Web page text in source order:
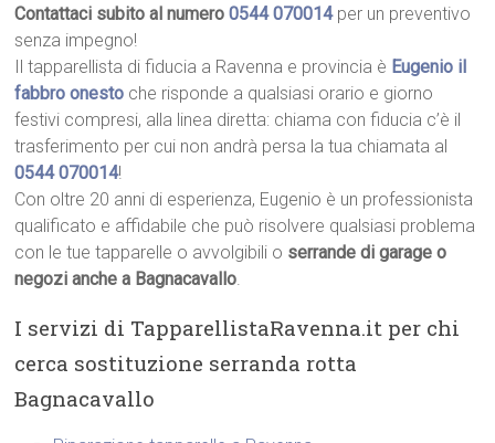
Contattaci subito al numero0544 070014per un preventivo
senza impegno!
Il tapparellista di fiducia a Ravenna e provincia è Eugenio il
fabbro onesto che risponde a qualsiasi orario e giorno
festivi compresi, alla linea diretta: chiama con fiducia c’è il
trasferimento per cui non andrà persa la tua chiamata al
0544 070014!
Con oltre 20 anni di esperienza, Eugenio è un professionista
qualificato e affidabile che può risolvere qualsiasi problema
con le tue tapparelle o avvolgibili o serrande di garage o
negozi anche a Bagnacavallo.
I servizi di TapparellistaRavenna.it per chi
cerca sostituzione serranda rotta
Bagnacavallo